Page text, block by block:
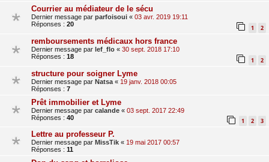
Courrier au médiateur de le sécu
Dernier message par parfoisoui « 03 avr. 2019 19:11
Réponses : 20 1 2
remboursements médicaux hors france
Dernier message par lef_flo « 30 sept. 2018 17:10
Réponses : 18 1 2
structure pour soigner Lyme
Dernier message par Natsa « 19 janv. 2018 00:05
Réponses : 7
Prêt immobilier et Lyme
Dernier message par calande « 03 sept. 2017 22:49
Réponses : 40 1 2 3
Lettre au professeur P.
Dernier message par MissTik « 19 mai 2017 00:57
Réponses : 11